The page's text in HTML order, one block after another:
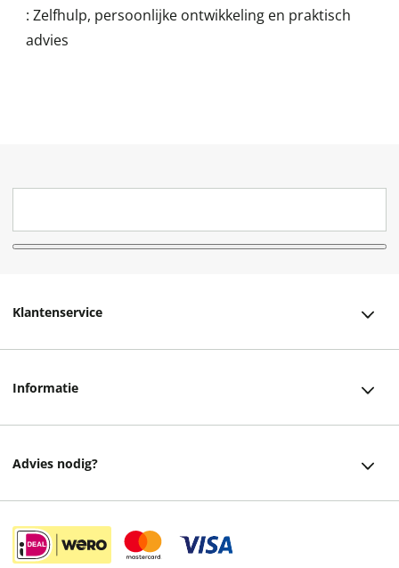
: Zelfhulp, persoonlijke ontwikkeling en praktisch
advies
Klantenservice
Retourneren
Informatie
Advies nodig?
Instagram